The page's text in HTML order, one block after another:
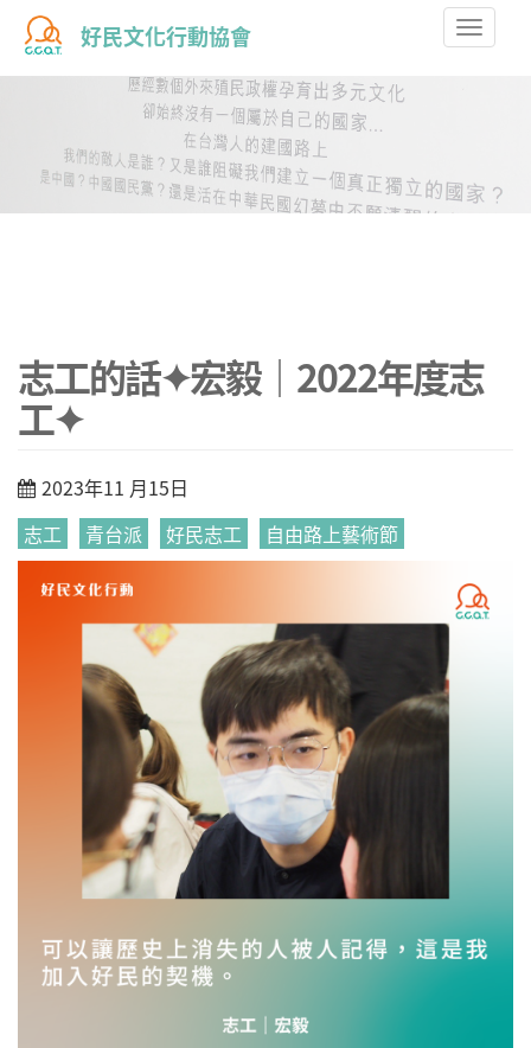
好民文化行動協會
Toggle
志工的話✦宏毅｜2022年度志
工✦
2023年11 月15日
志工
青台派 好民志工 自由路上藝術節